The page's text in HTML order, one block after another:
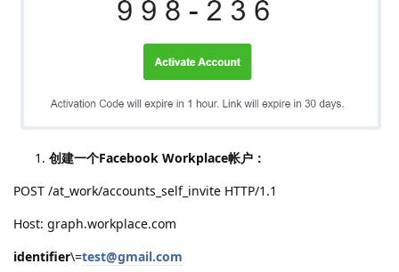
创建一个Facebook Workplace帐户：
POST /at_work/accounts_self_invite HTTP/1.1
Host: graph.workplace.com
identifier\=test@gmail.com